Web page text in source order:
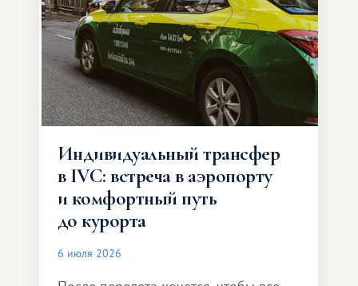
Индивидуальный трансфер
в IVC: встреча в аэропорту
и комфортный путь
до курорта
6 июля 2026